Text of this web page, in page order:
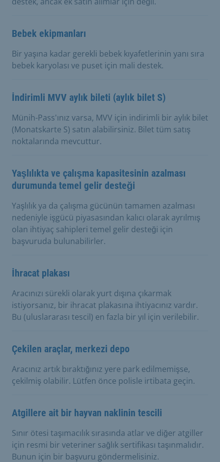
Bebek ekipmanları
Bir yaşına kadar gerekli bebek kıyafetlerinin yanı sıra
bebek karyolası ve puset için mali destek.
İndirimli MVV aylık bileti (aylık bilet S)
Münih-Pass'ınız varsa, MVV için indirimli bir aylık bilet
(Monatskarte S) satın alabilirsiniz. Bilet tüm satış
noktalarında mevcuttur.
Yaşlılıkta ve çalışma kapasitesinin azalması
durumunda temel gelir desteği
Yaşlılık ya da çalışma gücünün tamamen azalması
nedeniyle işgücü piyasasından kalıcı olarak ayrılmış
olan ihtiyaç sahipleri temel gelir desteği için
başvuruda bulunabilirler.
İhracat plakası
Aracınızı sürekli olarak yurt dışına çıkarmak
istiyorsanız, bir ihracat plakasına ihtiyacınız vardır.
Bu (uluslararası tescil) en fazla bir yıl için verilebilir.
Çekilen araçlar, merkezi depo
Aracınız artık bıraktığınız yere park edilmemişse,
çekilmiş olabilir. Lütfen önce polisle irtibata geçin.
Atgillere ait bir hayvan naklinin tescili
Sınır ötesi taşımacılık sırasında atlar ve diğer atgiller
için resmi bir veteriner sağlık sertifikası taşınmalıdır.
Bunun için bir başvuru göndermelisiniz.